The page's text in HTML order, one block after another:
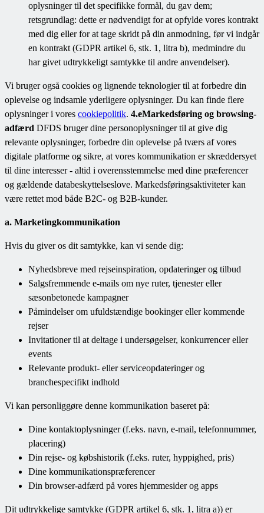
oplysninger til det specifikke formål, du gav dem;
retsgrundlag: dette er nødvendigt for at opfylde vores kontrakt
med dig eller for at tage skridt på din anmodning, før vi indgår
en kontrakt (GDPR artikel 6, stk. 1, litra b), medmindre du
har givet udtrykkeligt samtykke til andre anvendelser).
Vi bruger også cookies og lignende teknologier til at forbedre din
oplevelse og indsamle yderligere oplysninger. Du kan finde flere
oplysninger i vores cookiepolitik. 4.eMarkedsføring og browsing-
adfærd DFDS bruger dine personoplysninger til at give dig
relevante oplysninger, forbedre din oplevelse på tværs af vores
digitale platforme og sikre, at vores kommunikation er skræddersyet
til dine interesser - altid i overensstemmelse med dine præferencer
og gældende databeskyttelseslove. Markedsføringsaktiviteter kan
være rettet mod både B2C- og B2B-kunder.
a. Marketingkommunikation
Hvis du giver os dit samtykke, kan vi sende dig:
Nyhedsbreve med rejseinspiration, opdateringer og tilbud
Salgsfremmende e-mails om nye ruter, tjenester eller
sæsonbetonede kampagner
Påmindelser om ufuldstændige bookinger eller kommende
rejser
Invitationer til at deltage i undersøgelser, konkurrencer eller
events
Relevante produkt- eller serviceopdateringer og
branchespecifikt indhold
Vi kan personliggøre denne kommunikation baseret på:
Dine kontaktoplysninger (f.eks. navn, e-mail, telefonnummer,
placering)
Din rejse- og købshistorik (f.eks. ruter, hyppighed, pris)
Dine kommunikationspræferencer
Din browser-adfærd på vores hjemmesider og apps
Dit udtrykkelige samtykke (GDPR artikel 6, stk. 1, litra a)) er